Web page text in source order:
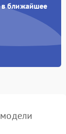
в ближайшее